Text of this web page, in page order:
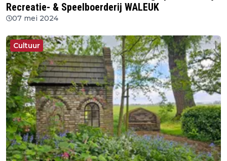
Recreatie- & Speelboerderij WALEUK
07 mei 2024
Cultuur